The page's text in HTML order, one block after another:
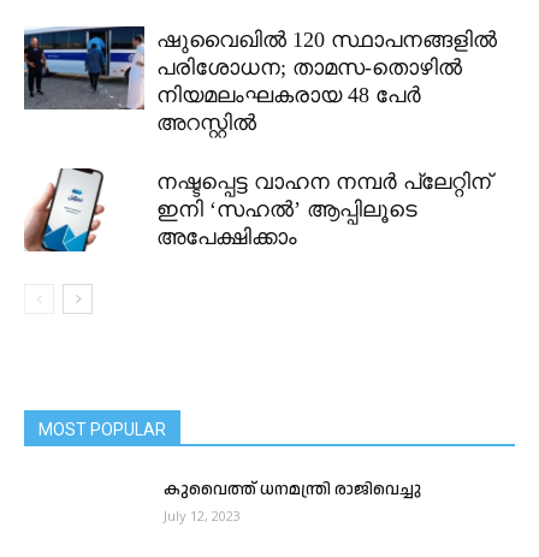
ഷുവൈഖിൽ 120 സ്ഥാപനങ്ങളിൽ
പരിശോധന; താമസ-തൊഴിൽ
നിയമലംഘകരായ 48 പേർ
അറസ്റ്റിൽ
നഷ്ടപ്പെട്ട വാഹന നമ്പർ പ്ലേറ്റിന്
ഇനി ‘സഹൽ’ ആപ്പിലൂടെ
അപേക്ഷിക്കാം
MOST POPULAR
കുവൈത്ത് ധനമന്ത്രി രാജിവെച്ചു
July 12, 2023